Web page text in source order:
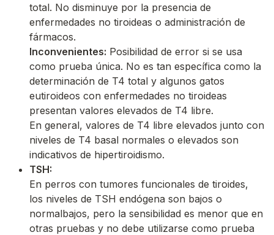
total. No disminuye por la presencia de
enfermedades no tiroideas o administración de
fármacos.
Inconvenientes: Posibilidad de error si se usa
como prueba única. No es tan específica como la
determinación de T4 total y algunos gatos
eutiroideos con enfermedades no tiroideas
presentan valores elevados de T4 libre.
En general, valores de T4 libre elevados junto con
niveles de T4 basal normales o elevados son
indicativos de hipertiroidismo.
TSH:
En perros con tumores funcionales de tiroides,
los niveles de TSH endógena son bajos o
normalbajos, pero la sensibilidad es menor que en
otras pruebas y no debe utilizarse como prueba